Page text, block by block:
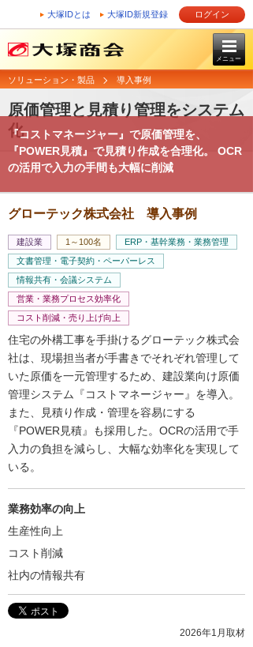
大塚IDとは 大塚ID新規登録 ログイン
メニュー
ソリューション・製品 導入事例
原価管理と見積り管理をシステム
化
『コストマネージャー』で原価管理を、
『POWER見積』で見積り作成を合理化。 OCR
の活用で入力の手間も大幅に削減
グローテック株式会社 導入事例
建設業 1～100名
ERP・基幹業務・業務管理
文書管理・電子契約・ペーパーレス
情報共有・会議システム
営業・業務プロセス効率化
コスト削減・売り上げ向上
住宅の外構工事を手掛けるグローテック株式会
社は、現場担当者が手書きでそれぞれ管理して
いた原価を一元管理するため、建設業向け原価
管理システム『コストマネージャー』を導入。
また、見積り作成・管理を容易にする
『POWER見積』も採用した。OCRの活用で手
入力の負担を減らし、大幅な効率化を実現して
いる。
業務効率の向上
生産性向上
コスト削減
社内の情報共有
2026年1月取材